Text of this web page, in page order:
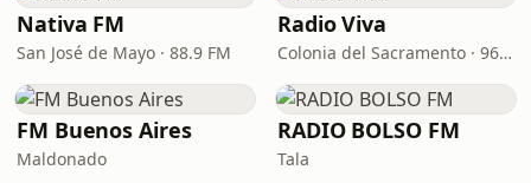
Nativa FM
San José de Mayo · 88.9 FM
Radio Viva
Colonia del Sacramento · 96.3 FM
FM Buenos Aires
Maldonado
RADIO BOLSO FM
Tala